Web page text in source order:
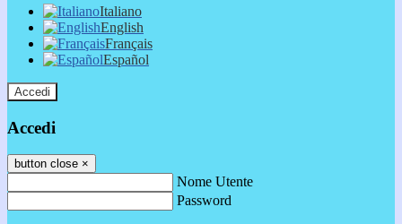
Italiano
English
Français
Español
Accedi
Accedi
button close ×
Nome Utente
Password